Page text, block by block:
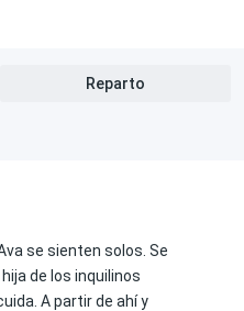
Reparto
se sienten solos. Se
de los inquilinos
A partir de ahí y